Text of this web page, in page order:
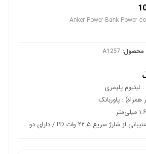
Anker Power Bank Power
محصول: A1257
: لیتیوم پلیمری
همراه) : پاوربانک
: پشتیبانی از شارژ سریع ۲۲.۵ وات PD / دارای دو